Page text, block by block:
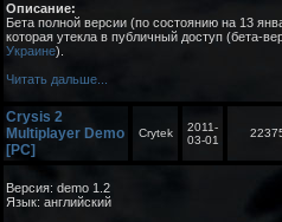
Описание:
Бета полной версии (по состоянию на 13
которая утекла в публичный доступ (бета-
Украине).
Читать дальше...
Crysis 2
Multiplayer Demo
[PC]
Crytek
2011-
03-01
Версия: demo 1.2
Язык: английский